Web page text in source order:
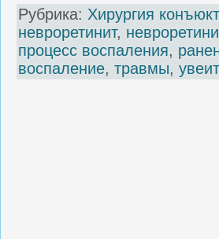
Рубрика: Хирургия
невроретинит,
процесс воспаления,
воспаление, травмы,